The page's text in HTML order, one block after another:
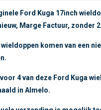
Ford Kuga 17inch
Marge Factuur, zonder
wieldoppen komen van een
4 van deze Ford Kuga
in Almelo.